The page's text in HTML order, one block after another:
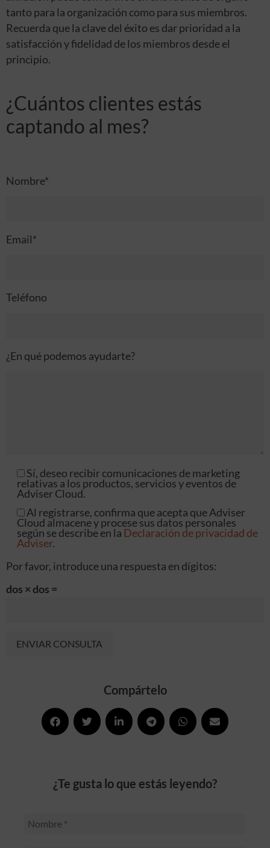
tanto para la organización como para sus miembros.
Recuerda que la clave del éxito es dar prioridad a la
satisfacción y fidelidad de los miembros desde el
principio.
¿Cuántos clientes estás
captando al mes?
Nombre*
Email*
Teléfono
¿En qué podemos ayudarte?
Sí, deseo recibir comunicaciones de marketing
relativas a los productos, servicios y eventos de
Adviser Cloud.
Al registrarse, confirma que acepta que Adviser
Cloud almacene y procese sus datos personales
según se describe en la Declaración de privacidad de
Adviser.
Por favor, introduce una respuesta en dígitos:
dos × dos =
Compártelo
¿Te gusta lo que estás leyendo?